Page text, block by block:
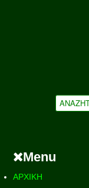
Menu
ΑΡΧΙΚΗ